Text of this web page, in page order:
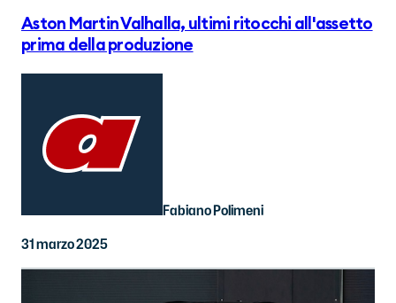
Aston Martin Valhalla, ultimi ritocchi all'assetto
prima della produzione
Fabiano Polimeni
31 marzo 2025